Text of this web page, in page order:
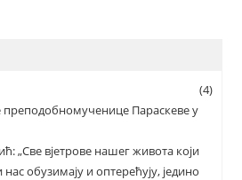
(4)
преподобномученице Параскеве у
„Све вјетрове нашег живота који
нас обузимају и оптерећују, једино